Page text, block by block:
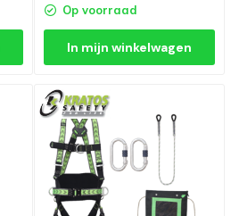
Op voorraad
In mijn winkelwagen